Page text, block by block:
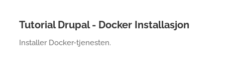
Tutorial Drupal - Docker Installasjon
Installer Docker-tjenesten.